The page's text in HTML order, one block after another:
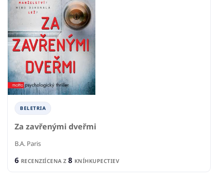
BELETRIA
Za zavřenými dveřmi
B.A. Paris
6 RECENZIÍCENA Z 8 KNÍHKUPECTIEV